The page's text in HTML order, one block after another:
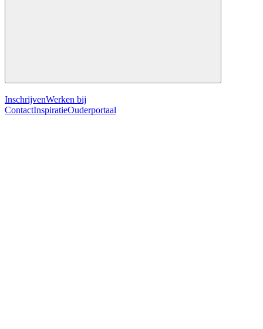
InschrijvenWerken bij
ContactInspiratieOuderportaal